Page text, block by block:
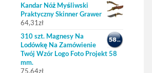
Kandar Nóż Myśliwski
Praktyczny Skinner Grawer
64,31zł
310 szt. Magnesy Na
Lodówkę Na Zamówienie
Twój Wzór Logo Foto Projekt 58
mm.
75,64zł